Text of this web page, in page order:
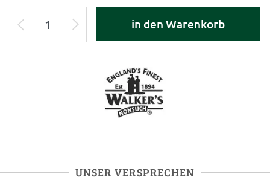
in den Warenkorb
UNSER VERSPRECHEN